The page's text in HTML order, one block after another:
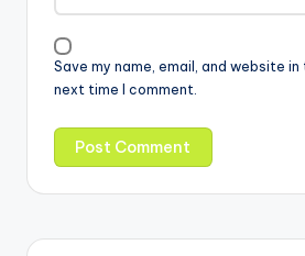
Save my name, email, and website
next time I comment.